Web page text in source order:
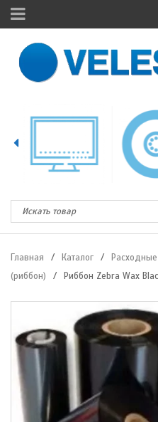
Главная / Каталог /
(риббон)
/ Риббон Zebra Wax